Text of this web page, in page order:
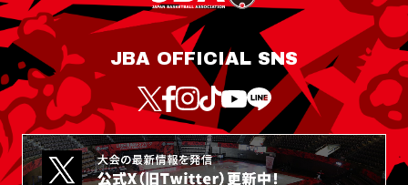
JBA OFFICIAL SNS